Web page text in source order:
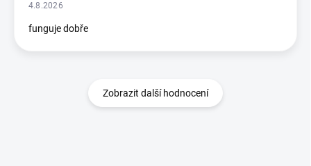
4.8.2026
funguje dobře
Zobrazit další hodnocení